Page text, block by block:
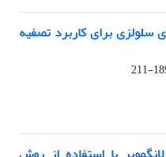
سلولزی برای کاربرد تصفیه